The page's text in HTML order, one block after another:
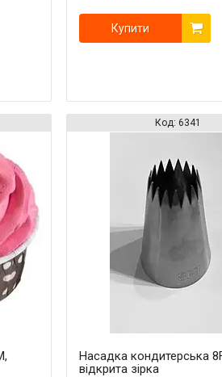
Купити
6341
Насадка кондитерська
відкрита зірка